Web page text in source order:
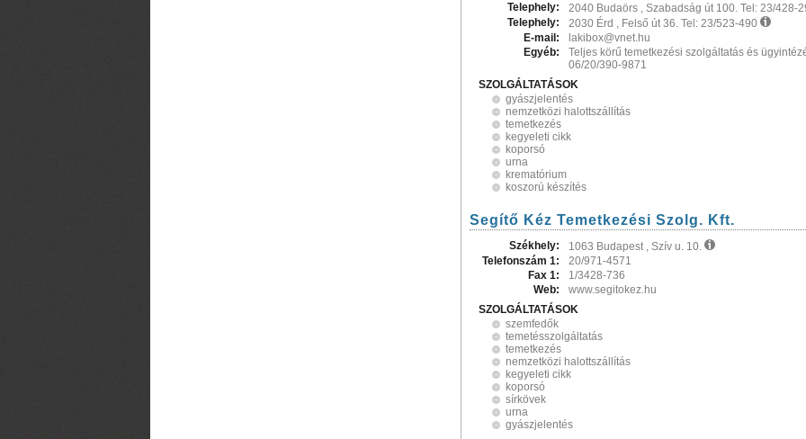
Telephely:
2040 Budaörs , Szabadság út 100. Tel: 23/428-
Telephely:
2030 Érd , Felső út 36. Tel: 23/523-490
E-mail:
lakibox@vnet.hu
Egyéb:
Teljes körű temetkezési szolgáltatás és
06/20/390-9871
SZOLGÁLTATÁSOK
gyászjelentés
nemzetközi halottszállítás
temetkezés
kegyeleti cikk
koporsó
urna
krematórium
koszorú készítés
Segítő Kéz Temetkezési Szolg. Kft.
Székhely:
1063 Budapest , Szív u. 10.
Telefonszám 1:
20/971-4571
Fax 1:
1/3428-736
Web:
www.segitokez.hu
SZOLGÁLTATÁSOK
szemfedők
temetésszolgáltatás
temetkezés
nemzetközi halottszállítás
kegyeleti cikk
koporsó
sírkövek
urna
gyászjelentés